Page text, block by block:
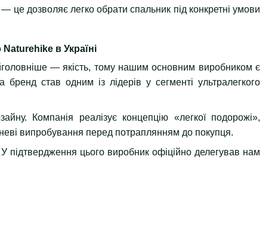
це дозволяє легко обрати спальник під конкретні умови
в Україні
— якість, тому нашим основним виробником є
став одним із лідерів у сегменті ультралегкого
Компанія реалізує концепцію «легкої подорожі»,
випробування перед потраплянням до покупця.
підтвердження цього виробник офіційно делегував нам